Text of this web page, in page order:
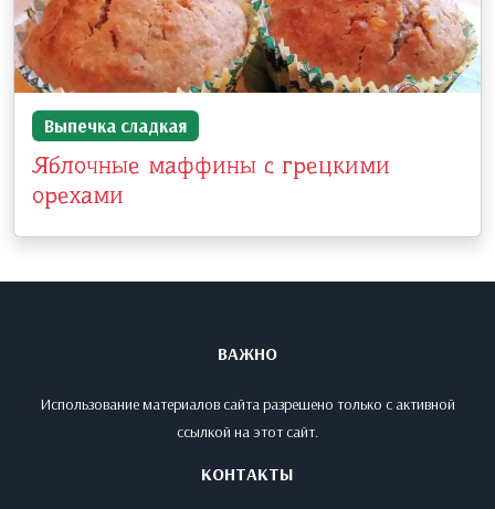
Выпечка сладкая
Яблочные маффины с грецкими
орехами
ВАЖНО
Использование материалов сайта разрешено только с активной
ссылкой на этот сайт.
КОНТАКТЫ